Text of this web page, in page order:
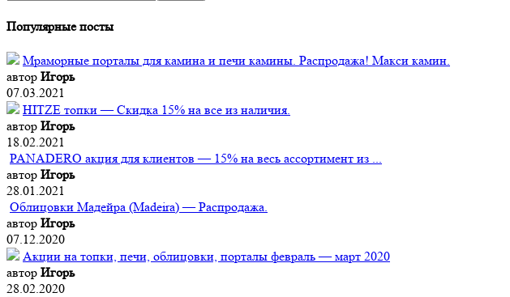
Популярные посты
Мраморные порталы для камина и печи камины. Распродажа! Макси камин.
автор Игорь
07.03.2021
HITZE топки — Скидка 15% на все из наличия.
автор Игорь
18.02.2021
PANADERO акция для клиентов — 15% на весь ассортимент из ...
автор Игорь
28.01.2021
Облицовки Мадейра (Мadeira) — Распродажа.
автор Игорь
07.12.2020
Акции на топки, печи, облицовки, порталы февраль — март 2020
автор Игорь
28.02.2020